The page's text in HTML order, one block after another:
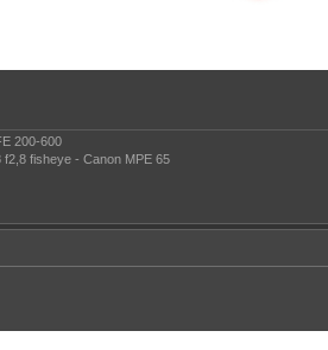
200-600
fisheye - Canon MPE 65